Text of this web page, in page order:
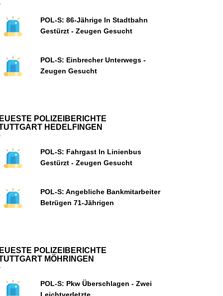
POL-S: 86-Jährige In Stadtbahn
Gestürzt - Zeugen Gesucht
POL-S: Einbrecher Unterwegs -
Zeugen Gesucht
POLIZEIBERICHTE
HEDELFINGEN
POL-S: Fahrgast In Linienbus
Gestürzt - Zeugen Gesucht
POL-S: Angebliche Bankmitarbeiter
Betrügen 71-Jährigen
POLIZEIBERICHTE
MÖHRINGEN
POL-S: Pkw Überschlagen - Zwei